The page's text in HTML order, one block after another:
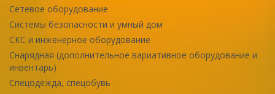
Сетевое оборудование
Системы безопасности и умный дом
СКС и инженерное оборудование
Снарядная (дополнительное вариативное оборудование и
инвентарь)
Спецодежда, спецобувь